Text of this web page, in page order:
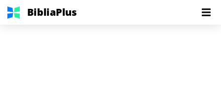
BibliaPlus